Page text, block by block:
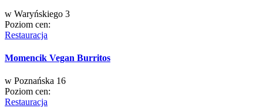
w Waryńskiego 3
Poziom cen:
Restauracja
Momencik Vegan Burritos
w Poznańska 16
Poziom cen:
Restauracja